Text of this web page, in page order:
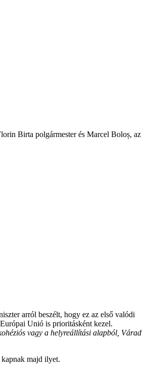
Birta polgármester és Marcel Boloș, az
arról beszélt, hogy ez az első valódi
Unió is prioritásként kezel.
vagy a helyreállítási alapból, Várad
majd ilyet.